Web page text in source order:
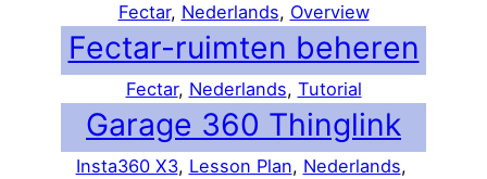
Fectar, Nederlands, Overview
Fectar-ruimten beheren
Fectar, Nederlands, Tutorial
Garage 360 Thinglink
Insta360 X3, Lesson Plan, Nederlands